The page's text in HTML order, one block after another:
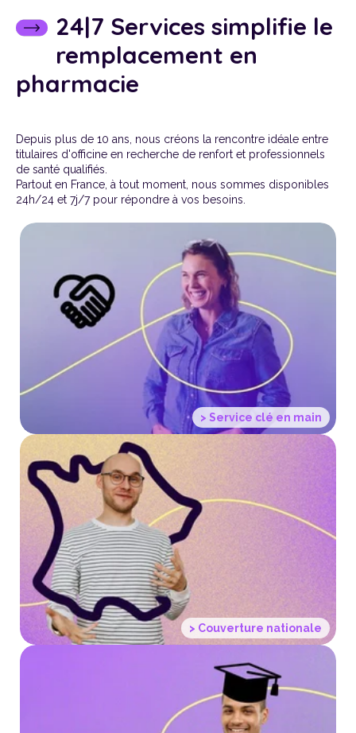
24|7 Services simplifie le
remplacement en
pharmacie
Depuis plus de 10 ans, nous créons la rencontre idéale entre
titulaires d'officine en recherche de renfort et professionnels
de santé qualifiés.
Partout en France, à tout moment, nous sommes disponibles
24h/24 et 7j/7 pour répondre à vos besoins.
> Service clé en main
> Nous gérons toutes
les tâches chronophages
liées au recrutement
> Couverture nationale
> Des remplaçants disponibles
partout en France